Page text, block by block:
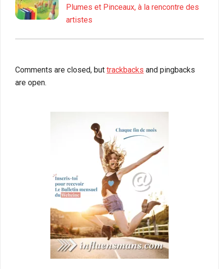
Plumes et Pinceaux, à la rencontre des
artistes
Comments are closed, but trackbacks and pingbacks
are open.